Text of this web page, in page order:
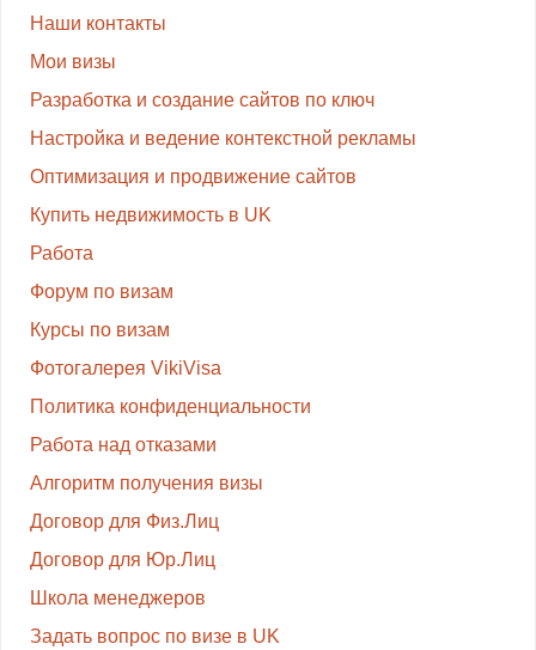
Наши контакты
Мои визы
Разработка и создание сайтов по ключ
Настройка и ведение контекстной рекламы
Оптимизация и продвижение сайтов
Купить недвижимость в UK
Работа
Форум по визам
Курсы по визам
Фотогалерея VikiVisa
Политика конфиденциальности
Работа над отказами
Алгоритм получения визы
Договор для Физ.Лиц
Договор для Юр.Лиц
Школа менеджеров
Задать вопрос по визе в UK